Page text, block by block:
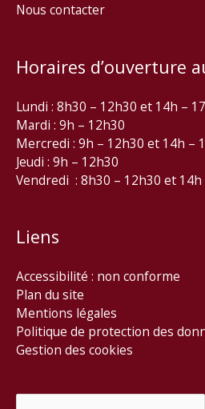
Nous contacter
Horaires d’ouverture
Lundi : 8h30 – 12h30 et 14h –
Mardi : 9h – 12h30
Mercredi : 9h – 12h30 et 14h –
Jeudi : 9h – 12h30
Vendredi : 8h30 – 12h30 et 14h
Liens
Accessibilité : non conforme
Plan du site
Mentions légales
Politique de protection des
Gestion des cookies